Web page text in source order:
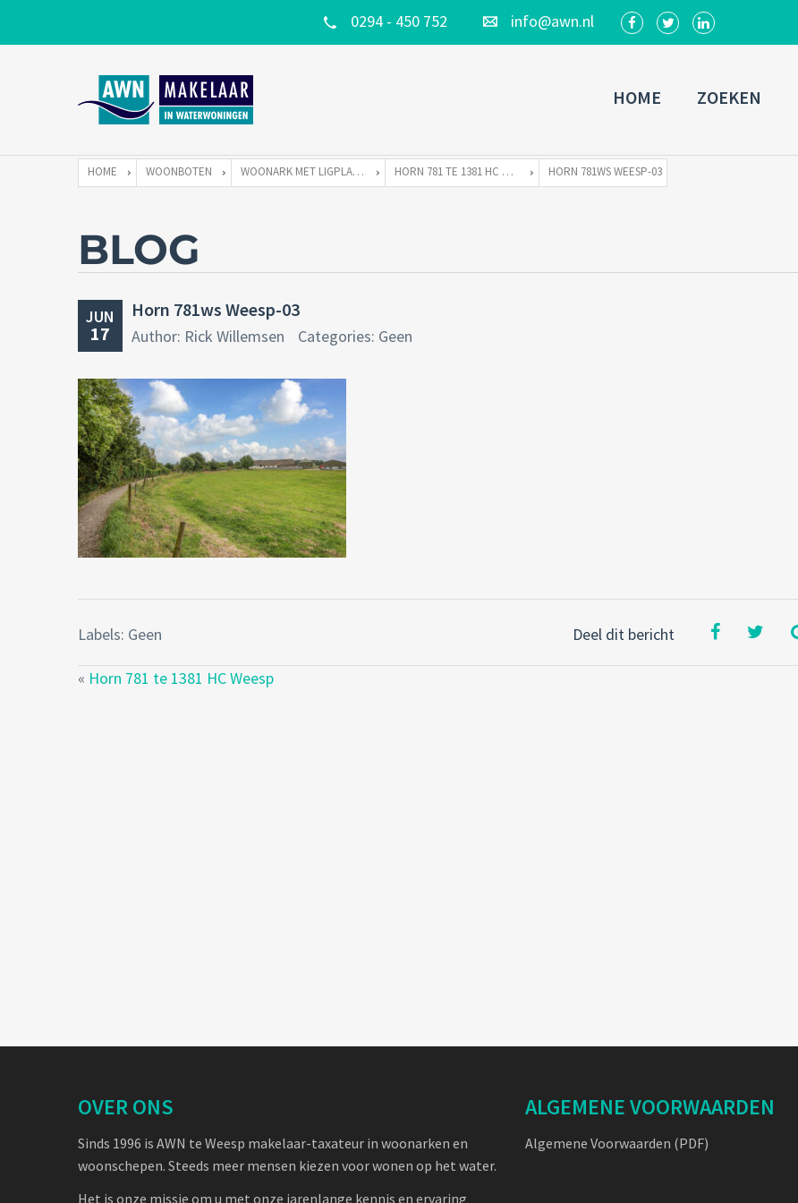
0294 - 450 752 info@awn.nl
HOME ZOEKEN
HOME WOONBOTEN WOONARK MET LIGPLAATS HORN 781 TE 1381 HC WEESP HORN 781WS WEESP-03
BLOG
JUN
17
Horn 781ws Weesp-03
Author: Rick Willemsen Categories: Geen
Deel dit bericht
Labels: Geen
« Horn 781 te 1381 HC Weesp
OVER ONS
Sinds 1996 is AWN te Weesp makelaar-taxateur in woonarken en
woonschepen. Steeds meer mensen kiezen voor wonen op het water.
Het is onze missie om u met onze jarenlange kennis en ervaring
ALGEMENE VOORWAARDEN
Algemene Voorwaarden (PDF)